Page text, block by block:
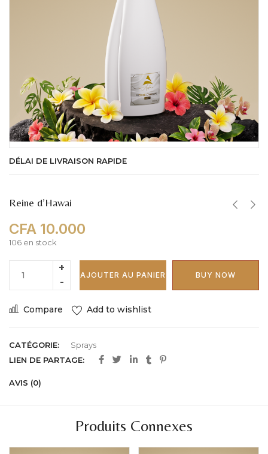
DÉLAI DE LIVRAISON RAPIDE
Reine d’Hawai
CFA 10.000
106 en stock
AJOUTER AU PANIER BUY NOW
Compare Add to wishlist
CATÉGORIE:
Sprays
LIEN DE PARTAGE:
AVIS (0)
Produits Connexes